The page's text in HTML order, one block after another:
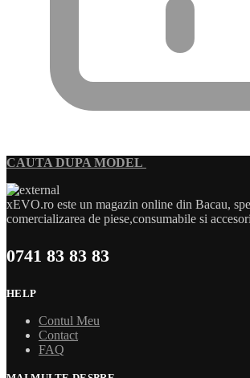
CAUTA DUPA MODEL
xEVO.ro este un magazin online din Bacau,
comercializarea de piese,consumabile si
0741 83 83 83
HELP
Contul Meu
Contact
FAQ